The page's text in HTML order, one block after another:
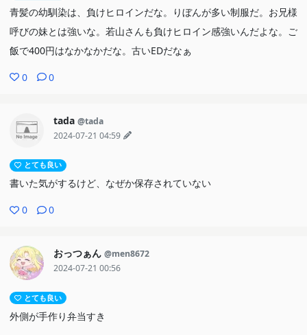
青髪の幼馴染は、負けヒロインだな。りぼんが多い制服だ。お兄様
呼びの妹とは強いな。若山さんも負けヒロイン感強いんだよな。ご
飯で400円はなかなかだな。古いEDだなぁ
0 0
tada @tada
2024-07-21 04:59
とても良い
書いた気がするけど、なぜか保存されていない
0 0
おっつぁん @men8672
2024-07-21 00:56
とても良い
外側が手作り弁当すき